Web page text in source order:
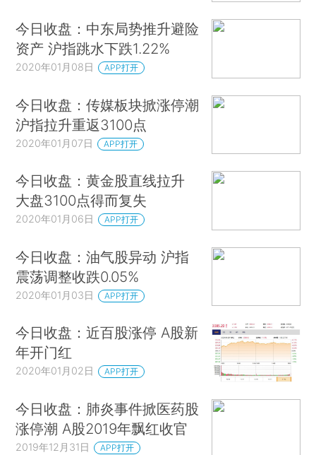
今日收盘：中东局势推升避险
资产 沪指跳水下跌1.22%
2020年01月08日 APP打开
今日收盘：传媒板块掀涨停潮
沪指拉升重返3100点
2020年01月07日 APP打开
今日收盘：黄金股直线拉升
大盘3100点得而复失
2020年01月06日 APP打开
今日收盘：油气股异动 沪指
震荡调整收跌0.05%
2020年01月03日 APP打开
今日收盘：近百股涨停 A股新
年开门红
2020年01月02日 APP打开
今日收盘：肺炎事件掀医药股
涨停潮 A股2019年飘红收官
2019年12月31日 APP打开